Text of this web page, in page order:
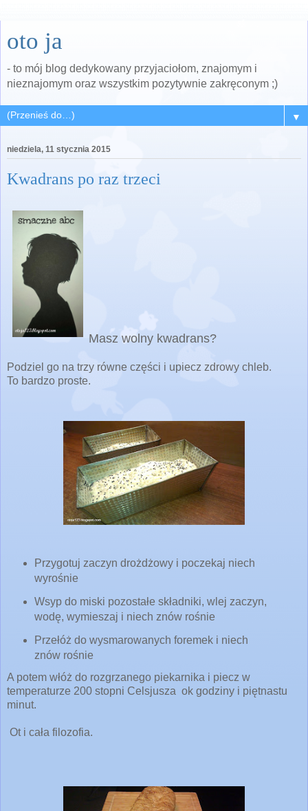
oto ja
- to mój blog dedykowany przyjaciołom, znajomym i
nieznajomym oraz wszystkim pozytywnie zakręconym ;)
▼
niedziela, 11 stycznia 2015
Kwadrans po raz trzeci
Masz wolny kwadrans?
Podziel go na trzy równe części i upiecz zdrowy chleb.
To bardzo proste.
Przygotuj zaczyn drożdżowy i poczekaj niech
wyrośnie
Wsyp do miski pozostałe składniki, wlej zaczyn,
wodę, wymieszaj i niech znów rośnie
Przełóż do wysmarowanych foremek i niech
znów rośnie
A potem włóż do rozgrzanego piekarnika i piecz w
temperaturze 200 stopni Celsjusza ok godziny i piętnastu
minut.
Ot i cała filozofia.